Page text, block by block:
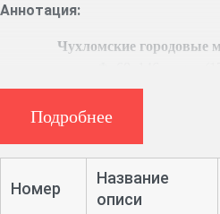
Аннотация:
Чухломские городовые
Указы губернского
Журналы заседаний ратуши.
Дела о вводе во владение
взыскании денег, незаконной
Подробнее
Номер
Название
описи